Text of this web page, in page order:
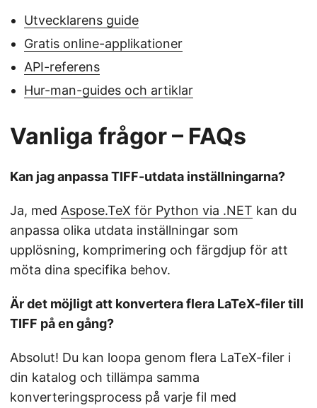
Utvecklarens guide
Gratis online-applikationer
API-referens
Hur-man-guides och artiklar
Vanliga frågor – FAQs
Kan jag anpassa TIFF-utdata inställningarna?
Ja, med Aspose.TeX för Python via .NET kan du
anpassa olika utdata inställningar som
upplösning, komprimering och färgdjup för att
möta dina specifika behov.
Är det möjligt att konvertera flera LaTeX-filer till
TIFF på en gång?
Absolut! Du kan loopa genom flera LaTeX-filer i
din katalog och tillämpa samma
konverteringsprocess på varje fil med